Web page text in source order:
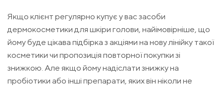
Якщо клієнт регулярно купує у вас засоби
дермокосметики для шкіри голови, найімовірніше, що
йому буде цікава підбірка з акціями на нову лінійку такої
косметики чи пропозиція повторної покупки зі
знижкою. Але якщо йому надіслати знижку на
пробіотики або інші препарати, яких він ніколи не